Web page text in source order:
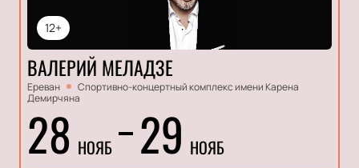
12+
ВАЛЕРИЙ МЕЛАДЗЕ
Ереван
Спортивно-концертный комплекс имени Карена
Демирчяна
28 НОЯБ 29 НОЯБ